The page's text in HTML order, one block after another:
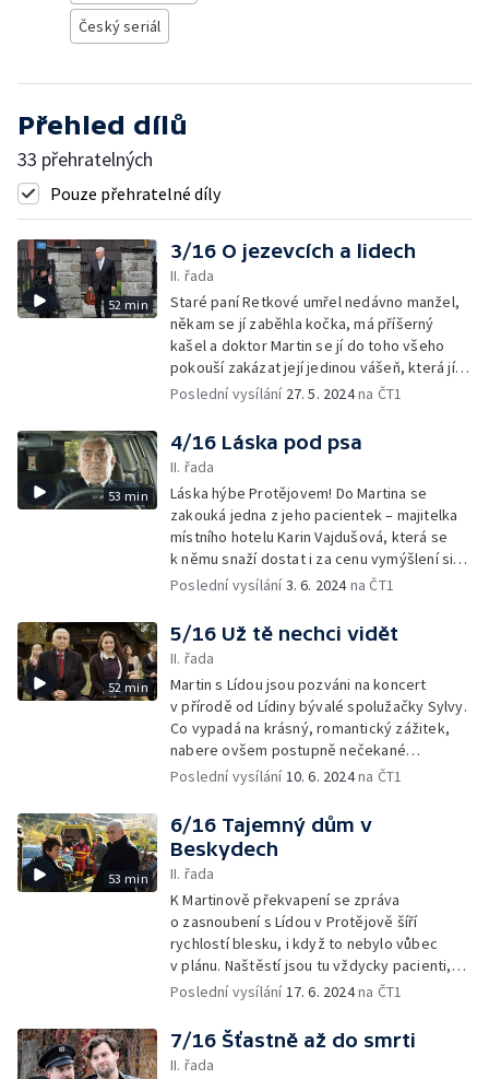
Český seriál
Přehled dílů
33 přehratelných
Pouze přehratelné díly
52 min
3/16 O jezevcích a lidech
II. řada
Staré paní Retkové umřel nedávno manžel,
někam se jí zaběhla kočka, má příšerný
kašel a doktor Martin se jí do toho všeho
pokouší zakázat její jedinou vášeň, která jí
zbývá – cigarety...
Poslední vysílání 27. 5. 2024na ČT1
53 min
4/16 Láska pod psa
II. řada
Láska hýbe Protějovem! Do Martina se
zakouká jedna z jeho pacientek – majitelka
místního hotelu Karin Vajdušová, která se
k němu snaží dostat i za cenu vymýšlení si
zdravotních problémů,..
Poslední vysílání3. 6. 2024na ČT1
52 min
5/16 Už tě nechci vidět
II. řada
Martin s Lídou jsou pozváni na koncert
v přírodě od Lídiny bývalé spolužačky Sylvy.
Co vypadá na krásný, romantický zážitek,
nabere ovšem postupně nečekané
rozuzlení...
Poslední vysílání10. 6. 2024na ČT1
53 min
6/16 Tajemný dům v
Beskydech
II. řada
K Martinově překvapení se zpráva
o zasnoubení s Lídou v Protějově šíří
rychlostí blesku, i když to nebylo vůbec
v plánu. Naštěstí jsou tu vždycky pacienti,
kteří Martina přivedou na jiné myšlenky...
Poslední vysílání17. 6. 2024na ČT1
7/16 Šťastně až do smrti
II. řada